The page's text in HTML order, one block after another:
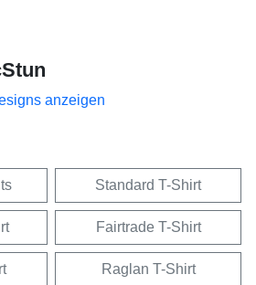
anzeigen
Standard T-Shirt
Fairtrade T-Shirt
Raglan T-Shirt